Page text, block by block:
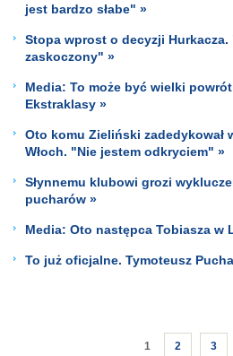
jest bardzo słabe" »
Stopa wprost o decyzji
zaskoczony" »
Media: To może być wielki
Ekstraklasy »
Oto komu Zieliński zadedykował
Włoch. "Nie jestem odkryciem" »
Słynnemu klubowi grozi
pucharów »
Media: Oto następca Tobiasza w
To już oficjalne. Tymoteusz
1 2 3